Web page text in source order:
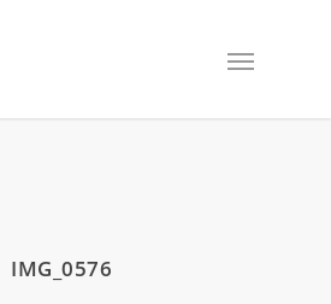
IMG_0576